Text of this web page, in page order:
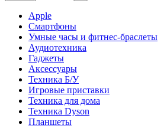
Apple
Смартфоны
Умные часы и фитнес-браслеты
Аудиотехника
Гаджеты
Аксессуары
Техника Б/У
Игровые приставки
Техника для дома
Техника Dyson
Планшеты